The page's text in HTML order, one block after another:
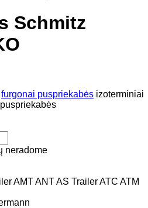
Schmitz
furgonai puspriekabės izoterminiai
neradome
AMTANTAS TrailerATC ATM